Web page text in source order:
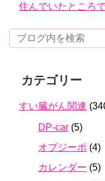
住んでいたところ
カテゴリー
すい臓がん関連
DP-car (5)
オプジーボ (4)
カレンダー (5)